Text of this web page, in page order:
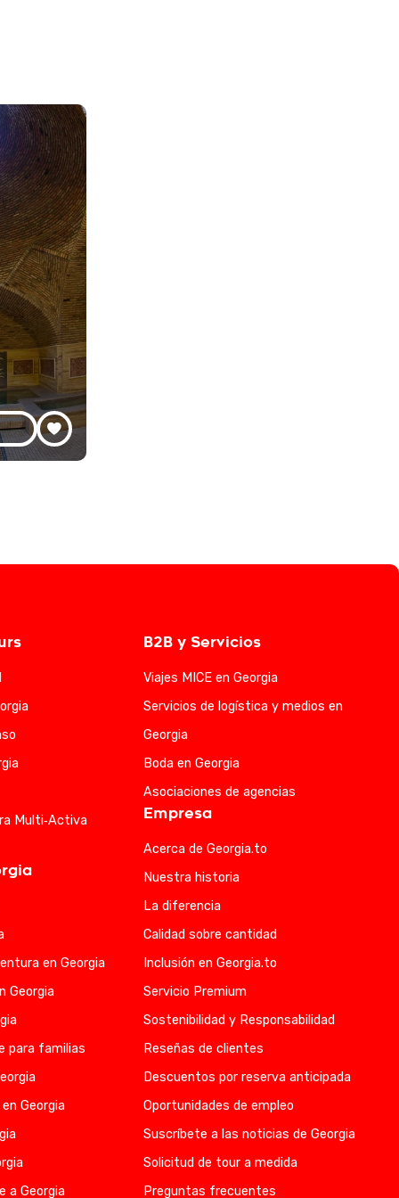
Multi‑Activa
en Georgia
Georgia
para familias
Georgia
a Georgia
B2B y Servicios
Viajes MICE en Georgia
Servicios de logística y medios en
Georgia
Boda en Georgia
Asociaciones de agencias
Empresa
Acerca de Georgia.to
Nuestra historia
La diferencia
Calidad sobre cantidad
Inclusión en Georgia.to
Servicio Premium
Sostenibilidad y Responsabilidad
Reseñas de clientes
Descuentos por reserva anticipada
Oportunidades de empleo
Suscríbete a las noticias de Georgia
Solicitud de tour a medida
Preguntas frecuentes